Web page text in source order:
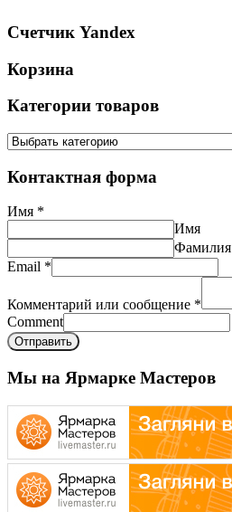
Счетчик Yandex
Корзина
Категории товаров
Контактная форма
Имя *
Имя
Фамилия
Email *
Комментарий или сообщение *
Comment
Отправить
Мы на Ярмарке Мастеров